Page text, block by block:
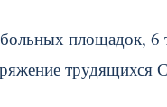
площадок, 6
трудящихся